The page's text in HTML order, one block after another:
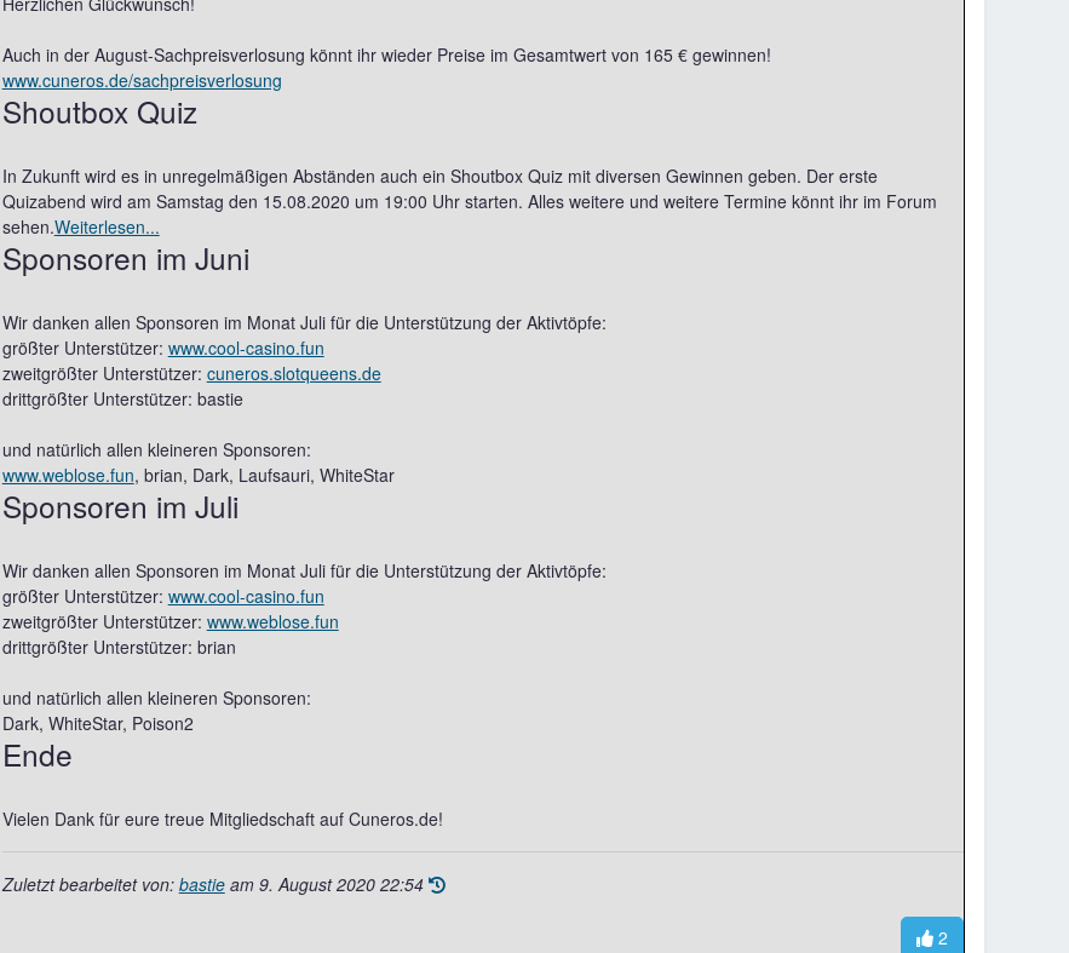
Auch in der August-Sachpreisverlosung könnt ihr wieder Preise im Gesamtwert von 165 € gewinnen!
www.cuneros.de/sachpreisverlosung
Shoutbox Quiz
In Zukunft wird es in unregelmäßigen Abständen auch ein Shoutbox Quiz mit diversen Gewinnen geben. Der erste
Quizabend wird am Samstag den 15.08.2020 um 19:00 Uhr starten. Alles weitere und weitere Termine könnt ihr im Forum
sehen.Weiterlesen...
Sponsoren im Juni
Wir danken allen Sponsoren im Monat Juli für die Unterstützung der Aktivtöpfe:
größter Unterstützer: www.cool-casino.fun
zweitgrößter Unterstützer: cuneros.slotqueens.de
drittgrößter Unterstützer: bastie
und natürlich allen kleineren Sponsoren:
www.weblose.fun, brian, Dark, Laufsauri, WhiteStar
Sponsoren im Juli
Wir danken allen Sponsoren im Monat Juli für die Unterstützung der Aktivtöpfe:
größter Unterstützer: www.cool-casino.fun
zweitgrößter Unterstützer: www.weblose.fun
drittgrößter Unterstützer: brian
und natürlich allen kleineren Sponsoren:
Dark, WhiteStar, Poison2
Ende
Vielen Dank für eure treue Mitgliedschaft auf Cuneros.de!
Zuletzt bearbeitet von: bastieam 9. August 2020 22:54
2